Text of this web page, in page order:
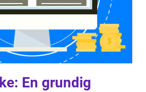
En grundig